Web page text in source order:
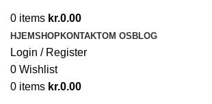
0 items kr.0.00
HJEMSHOPKONTAKTOM OS BLOG
Login / Register
0 Wishlist
0 items kr.0.00